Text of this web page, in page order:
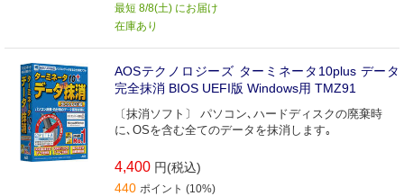
最短 8/8(土) にお届け
在庫あり
AOSテクノロジーズ ターミネータ10plus データ
完全抹消 BIOS UEFI版 Windows用 TMZ91
〔抹消ソフト〕 パソコン､ハードディスクの廃棄時
に､OSを含む全てのデータを抹消します｡
4,400 円(税込)
440 ポイント (10%)